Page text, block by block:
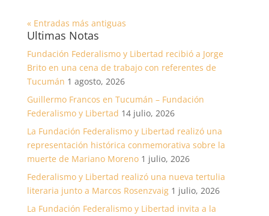
« Entradas más antiguas
Ultimas Notas
Fundación Federalismo y Libertad recibió a Jorge
Brito en una cena de trabajo con referentes de
Tucumán 1 agosto, 2026
Guillermo Francos en Tucumán – Fundación
Federalismo y Libertad 14 julio, 2026
La Fundación Federalismo y Libertad realizó una
representación histórica conmemorativa sobre la
muerte de Mariano Moreno 1 julio, 2026
Federalismo y Libertad realizó una nueva tertulia
literaria junto a Marcos Rosenzvaig 1 julio, 2026
La Fundación Federalismo y Libertad invita a la